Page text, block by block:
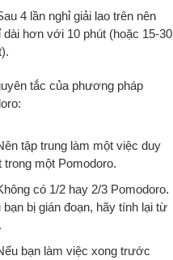
4 lần nghỉ giải lao trên nên
dài hơn với 10 phút (hoặc 15-30
tắc của phương pháp
tập trung làm một việc duy
trong một Pomodoro.
có 1/2 hay 2/3 Pomodoro.
bạn bị gián đoạn, hãy tính lại từ
bạn làm việc xong trước